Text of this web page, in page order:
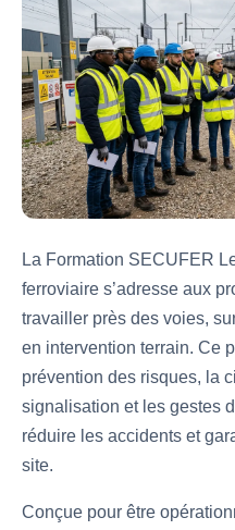
La Formation SECUFER
ferroviaire s’adresse aux
travailler près des voies,
en intervention terrain. Ce
prévention des risques, la
signalisation et les gestes
réduire les accidents et
site.
Conçue pour être